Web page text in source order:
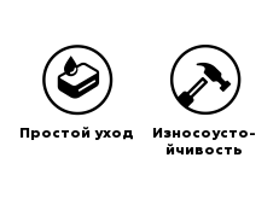
Простой уход
Износоусто-
йчивость